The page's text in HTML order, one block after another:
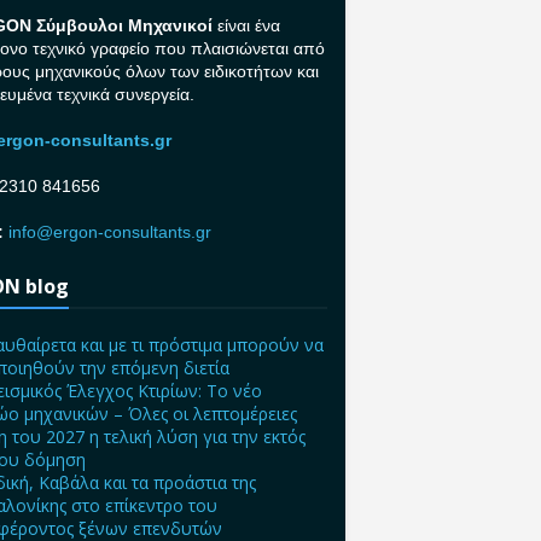
Σύμβουλοι Μηχανικοί είναι ένα
τεχνικό γραφείο που πλαισιώνεται από
μηχανικούς όλων των ειδικοτήτων και
τεχνικά συνεργεία.
consultants.gr
2310 841656
info@ergon-consultants.gr
blog
και με τι πρόστιμα μπορούν να
την επόμενη διετία
Έλεγχος Κτιρίων: Το νέο
μηχανικών – Όλες οι λεπτομέρειες
του 2027 η τελική λύση για την εκτός
δόμηση
Καβάλα και τα προάστια της
στο επίκεντρο του
ξένων επενδυτών